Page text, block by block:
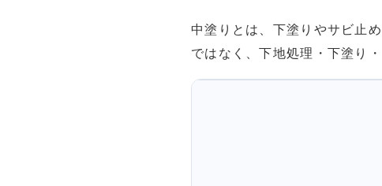
中塗りとは、下塗りやサビ止
ではなく、下地処理・下塗り